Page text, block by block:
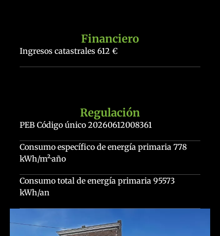
Financiero
Ingresos catastrales 612 €
Regulación
PEB Código único 20260612008361
Consumo específico de energía primaria 778
kWh/m²·año
Consumo total de energía primaria 95573
kWh/an